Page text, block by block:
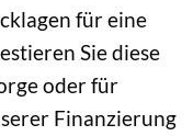
für eine
Sie diese
oder für
Finanzierung